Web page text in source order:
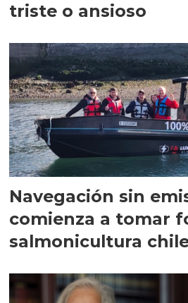
triste o ansioso
Navegación sin
comienza a tomar
salmonicultura